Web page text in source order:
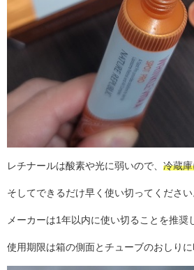
レチナールは酸素や光に弱いので、 冷蔵
そしてできるだけ早く使い切ってください
メーカーは1年以内に使い切ることを推奨
使用期限は箱の側面とチューブのおしりに